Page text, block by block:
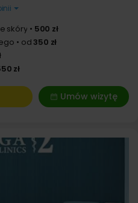
skóry
500 zł
od 350 zł
zł
Umów wizytę